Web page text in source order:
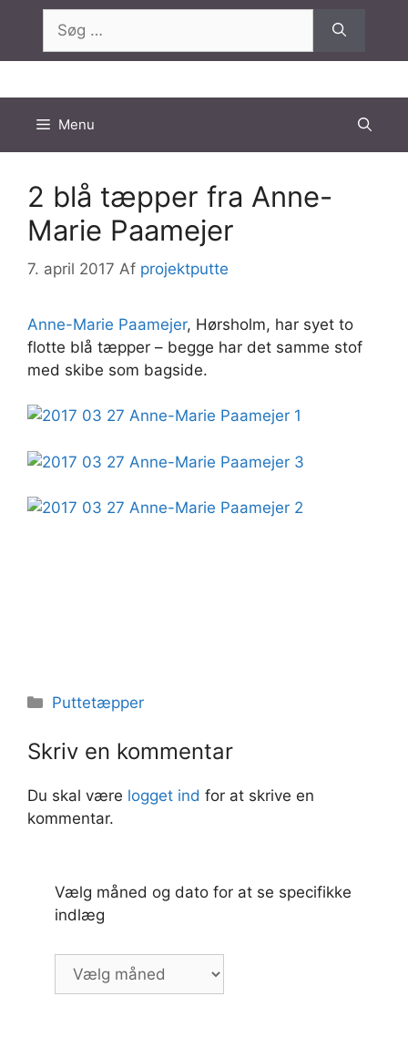
indhold
efter:
Menu
2 blå tæpper fra Anne-
Marie Paamejer
7. april 2017 Af projektputte
Anne-Marie Paamejer, Hørsholm, har syet to
flotte blå tæpper – begge har det samme stof
med skibe som bagside.
Kategorier
Puttetæpper
Skriv en kommentar
Du skal være logget ind for at skrive en
kommentar.
Vælg måned og dato for at se specifikke
indlæg
Vælg
måned